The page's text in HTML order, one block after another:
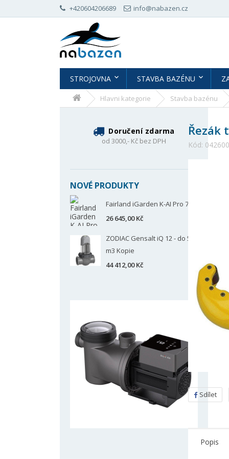
+420604206689 info@nabazen.cz
STROJOVNA STAVBA BAZÉNU
Hlavni kategorie Stavba bazénu
Doručení zdarma
od 3000,- Kč bez DPH
NOVÉ PRODUKTY
Fairland iGarden K-AI Pro 70
26 645,00 Kč
ZODIAC Gensalt iQ 12 - do 50
m3 Kopie
44 412,00 Kč
Řezák
Kód:
Sdílet
Popis